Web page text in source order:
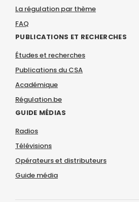
La régulation par thème
FAQ
PUBLICATIONS ET RECHERCHES
Études et recherches
Publications du CSA
Académique
Régulation.be
GUIDE MÉDIAS
Radios
Télévisions
Opérateurs et distributeurs
Guide média